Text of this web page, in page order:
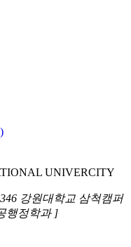
강원대학교 삼척캠퍼
행정학과 ]